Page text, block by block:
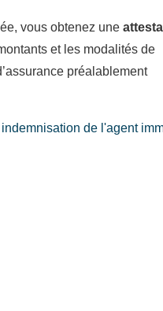
vous obtenez une
et les modalités de
préalablement
de l'agent